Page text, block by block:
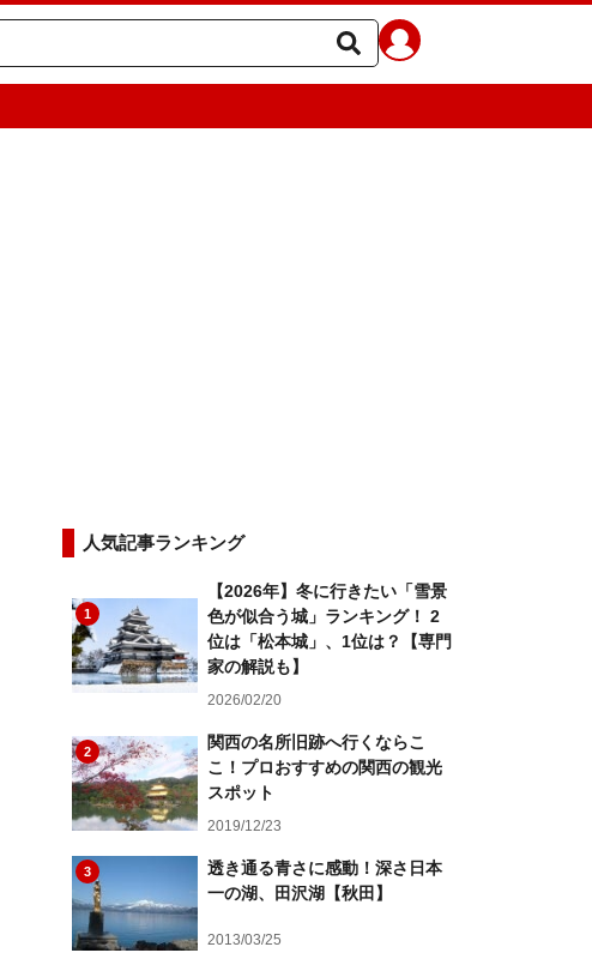
人気記事ランキング
1
【2026年】冬に行きたい「雪景
色が似合う城」ランキング！ 2
位は「松本城」、1位は？【専門
家の解説も】
2026/02/20
2
関西の名所旧跡へ行くならこ
こ！プロおすすめの関西の観光
スポット
2019/12/23
3
透き通る青さに感動！深さ日本
一の湖、田沢湖【秋田】
2013/03/25